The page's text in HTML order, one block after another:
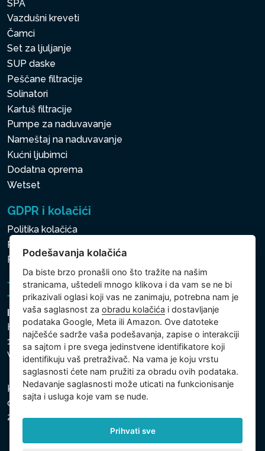
SPA
Vazdušni kreveti
Čamci
Set za ljuljanje
SUP daske
Peščane filtracije
Solinatori
Kartuš filtracije
Pumpe za naduvavanje
Nameštaj na naduvavanje
Kućni ljubimci
Dodatna oprema
Wetset
GDPR i kolačići
Politika kolačića
Politika zaštite ličnih i drugih obrađivanih podataka
Politika kolačića
Intex Trading, s.r.o.
Hradecká 2526/3
130 00 Praha 3
Vinohrady - Česká republika
Kompanija je registrovana u Opštinskom sudu u Pragu,
odeljak C, uložak 74759, Identifikacioni broj kompanije:
26150808, Poreski identifikacioni broj: CZ26150808.
Podešavanja kolačića
Da biste brzo pronašli ono što tražite na našim
stranicama, uštedeli mnogo klikova i da vam se ne bi
prikazivali oglasi koji vas ne zanimaju, potrebna nam je
vaša saglasnost zaobradu kolačića i dostavljanje
podataka Google, Meta ili Amazon. Ove datoteke
najčešće sadrže vaša podešavanja, zapise o interakciji
sa sajtom i pre svega jedinstvene identifikatore koji
identifikuju vaš pretraživač. Na vama je koju vrstu
saglasnosti ćete nam pružiti za obradu ovih podataka.
Nedavanje saglasnosti može uticati na funkcionisanje
sajta i usluga koje vam se nude.
Prihvati sve